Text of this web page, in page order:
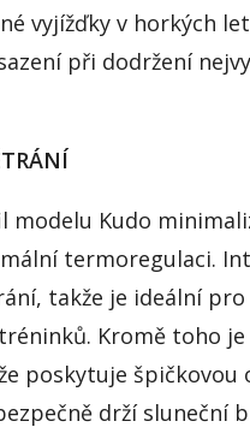
vyjížďky v horkých
při dodržení
modelu Kudo
termoregulaci.
takže je ideální pro
Kromě toho
poskytuje
drží sluneční